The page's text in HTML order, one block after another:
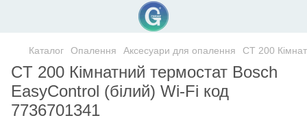
Каталог Опалення Аксесуари для опалення CT 200
CT 200 Кімнатний термостат Bosch
EasyControl (білий) Wi-Fi код
7736701341